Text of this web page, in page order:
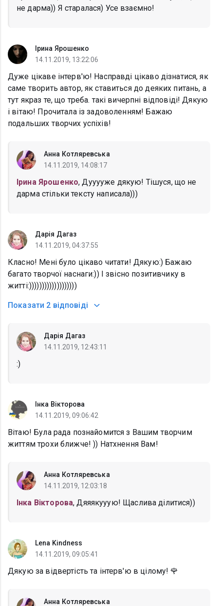
не дарма)) Я старалася) Усе взаємно!
Ірина Ярошенко
14.11.2019, 13:22:06
Дуже цікаве інтерв'ю! Насправді цікаво дізнатися, як
саме творить автор, як ставиться до деяких питань, а
тут якраз те, що треба. такі вичерпні відповіді! Дякую
і вітаю! Прочитала із задоволенням! Бажаю
подальших творчих успіхів!
Анна Котляревська
14.11.2019, 14:08:17
Ірина Ярошенко, Дууууже дякую! Тішуся, що не
дарма стільки тексту написала)))
Дарія Дагаз
14.11.2019, 04:37:55
Класно! Мені було цікаво читати! Дякую:) Бажаю
багато творчої наснаги:)) І звісно позитивчику в
житті:)))))))))))))))))))
Показати 2 відповіді
Дарія Дагаз
14.11.2019, 12:43:11
:)
Інка Вікторова
14.11.2019, 09:06:42
Вітаю! Була рада познайомится з Вашим творчим
життям трохи ближче! )) Натхнення Вам!
Анна Котляревська
14.11.2019, 12:03:18
Інка Вікторова, Дяяякууую! Щаслива ділитися))
Lena Kindness
14.11.2019, 09:05:41
Дякую за відвертість та інтерв'ю в цілому! 🌹
Анна Котляревська